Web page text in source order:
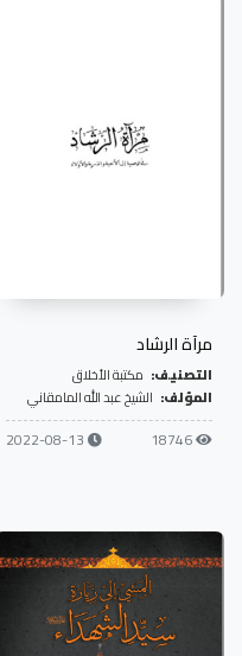
مرآة الرشاد
التصنيف: مكتبة الأخلاق
المؤلف: الشيخ عبد الله المامقاني
18746
2022-08-13